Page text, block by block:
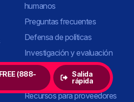
(888-
Salida
rápida
humanos
Preguntas frecuentes
Defensa de políticas
Investigación y evaluación
Formación y asistencia
técnica
Recursos para proveedores